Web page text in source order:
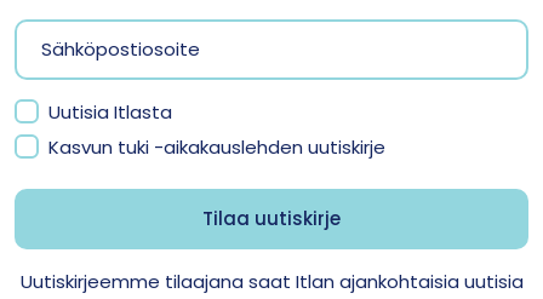
Uutisia Itlasta
Kasvun tuki -aikakauslehden uutiskirje
Uutiskirjeemme tilaajana saat Itlan ajankohtaisia uutisia